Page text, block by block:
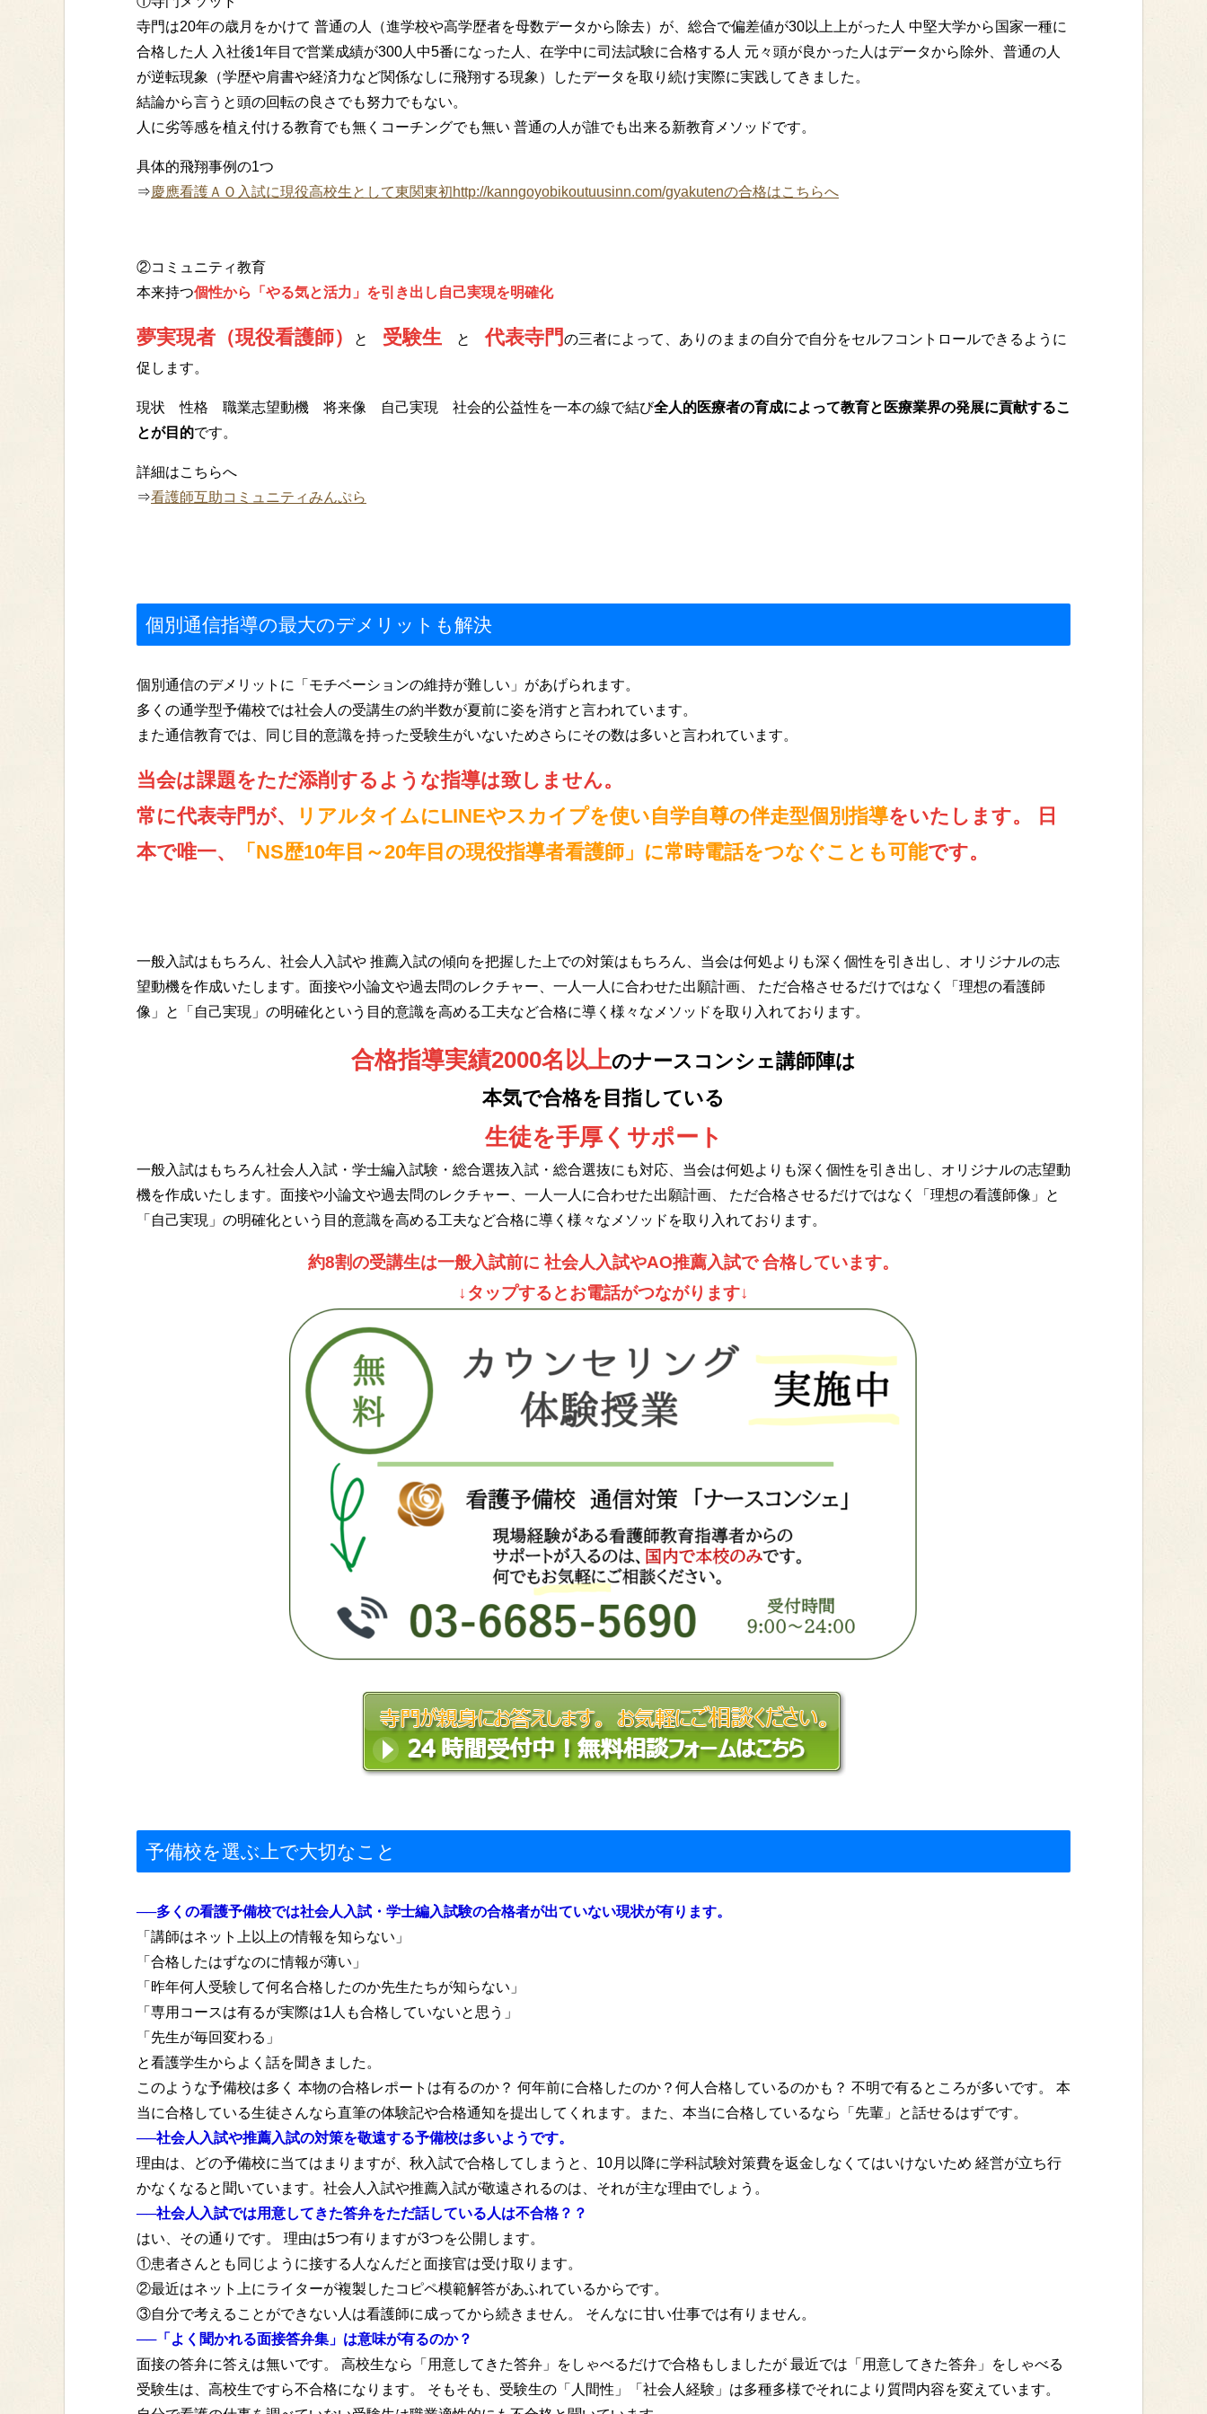
寺門は20年の歳月をかけて 普通の人（進学校や高学歴者を母数データから除去）が、総合で偏差値が30以上上がった人 中堅大学から国家一種に
合格した人 入社後1年目で営業成績が300人中5番になった人、在学中に司法試験に合格する人 元々頭が良かった人はデータから除外、普通の人
が逆転現象（学歴や肩書や経済力など関係なしに飛翔する現象）したデータを取り続け実際に実践してきました。
結論から言うと頭の回転の良さでも努力でもない。
人に劣等感を植え付ける教育でも無くコーチングでも無い 普通の人が誰でも出来る新教育メソッドです。
具体的飛翔事例の1つ
⇒慶應看護ＡＯ入試に現役高校生として東関東初http://kanngoyobikoutuusinn.com/gyakutenの合格はこちらへ
②コミュニティ教育
本来持つ個性から「やる気と活力」を引き出し自己実現を明確化
夢実現者（現役看護師） と 受験生 と代表寺門の三者によって、ありのままの自分で自分をセルフコントロールできるように
促します。
現状 性格 職業志望動機 将来像 自己実現 社会的公益性を一本の線で結び全人的医療者の育成によって教育と医療業界の発展に貢献するこ
とが目的です。
詳細はこちらへ
⇒看護師互助コミュニティみんぷら
個別通信指導の最大のデメリットも解決
個別通信のデメリットに「モチベーションの維持が難しい」があげられます。
多くの通学型予備校では社会人の受講生の約半数が夏前に姿を消すと言われています。
また通信教育では、同じ目的意識を持った受験生がいないためさらにその数は多いと言われています。
当会は課題をただ添削するような指導は致しません。
常に代表寺門が、
リアルタイムにLINEやスカイプを使い自学自尊の伴走型個別指導をいたします。 日
本で唯一、
「NS歴10年目～20年目の現役指導者看護師」に常時電話をつなぐことも可能です。
一般入試はもちろん、社会人入試や 推薦入試の傾向を把握した上での対策はもちろん、当会は何処よりも深く個性を引き出し、オリジナルの志
望動機を作成いたします。面接や小論文や過去問のレクチャー、一人一人に合わせた出願計画、 ただ合格させるだけではなく「理想の看護師
像」と「自己実現」の明確化という目的意識を高める工夫など合格に導く様々なメソッドを取り入れております。
合格指導実績2000名以上のナースコンシェ講師陣は
本気で合格を目指している
生徒を手厚くサポート
一般入試はもちろん社会人入試・学士編入試験・総合選抜入試・総合選抜にも対応、当会は何処よりも深く個性を引き出し、オリジナルの志望動
機を作成いたします。面接や小論文や過去問のレクチャー、一人一人に合わせた出願計画、 ただ合格させるだけではなく「理想の看護師像」と
「自己実現」の明確化という目的意識を高める工夫など合格に導く様々なメソッドを取り入れております。
約8割の受講生は一般入試前に 社会人入試やAO推薦入試で 合格しています。
↓タップするとお電話がつながります↓
予備校を選ぶ上で大切なこと
──多くの看護予備校では社会人入試・学士編入試験の合格者が出ていない現状が有ります。
「講師はネット上以上の情報を知らない」
「合格したはずなのに情報が薄い」
「昨年何人受験して何名合格したのか先生たちが知らない」
「専用コースは有るが実際は1人も合格していないと思う」
「先生が毎回変わる」
と看護学生からよく話を聞きました。
このような予備校は多く 本物の合格レポートは有るのか？ 何年前に合格したのか？何人合格しているのかも？ 不明で有るところが多いです。 本
当に合格している生徒さんなら直筆の体験記や合格通知を提出してくれます。また、本当に合格しているなら「先輩」と話せるはずです。
──社会人入試や推薦入試の対策を敬遠する予備校は多いようです。
理由は、どの予備校に当てはまりますが、秋入試で合格してしまうと、10月以降に学科試験対策費を返金しなくてはいけないため 経営が立ち行
かなくなると聞いています。社会人入試や推薦入試が敬遠されるのは、それが主な理由でしょう。
──社会人入試では用意してきた答弁をただ話している人は不合格？？
はい、その通りです。 理由は5つ有りますが3つを公開します。
①患者さんとも同じように接する人なんだと面接官は受け取ります。
②最近はネット上にライターが複製したコピペ模範解答があふれているからです。
③自分で考えることができない人は看護師に成ってから続きません。 そんなに甘い仕事では有りません。
──「よく聞かれる面接答弁集」は意味が有るのか？
面接の答弁に答えは無いです。 高校生なら「用意してきた答弁」をしゃべるだけで合格もしましたが 最近では「用意してきた答弁」をしゃべる
受験生は、高校生ですら不合格になります。 そもそも、受験生の「人間性」「社会人経験」は多種多様でそれにより質問内容を変えています。